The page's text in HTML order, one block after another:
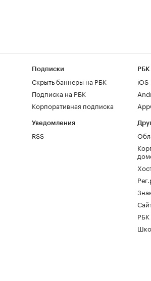
Подписки
Скрыть баннеры на РБК
Подписка на РБК
Корпоративная подписка
Уведомления
RSS
РБК
iOS